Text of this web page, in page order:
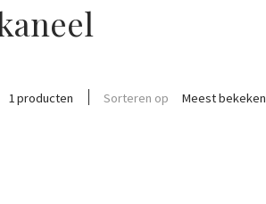
1 producten Sorteren op Meest bekeken